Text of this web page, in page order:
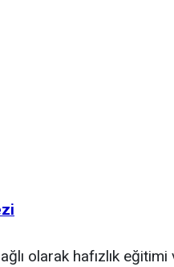
olarak hafızlık eğitimi